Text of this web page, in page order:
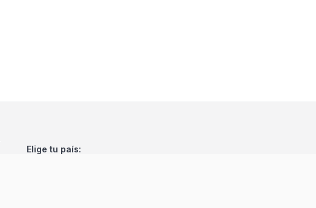
Elige tu país: